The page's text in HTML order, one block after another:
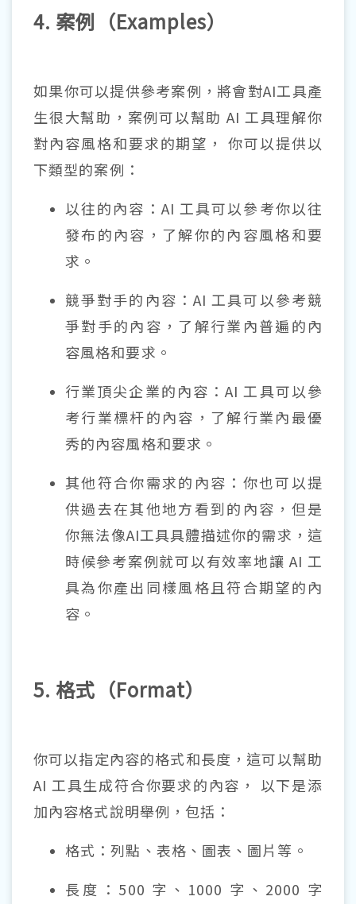
4. 案例（Examples）
如果你可以提供參考案例，將會對AI工具產
生很大幫助，案例可以幫助 AI 工具理解你
對內容風格和要求的期望， 你可以提供以
下類型的案例：
以往的內容：AI 工具可以參考你以往
發布的內容，了解你的內容風格和要
求。
競爭對手的內容：AI 工具可以參考競
爭對手的內容，了解行業內普遍的內
容風格和要求。
行業頂尖企業的內容：AI 工具可以參
考行業標杆的內容，了解行業內最優
秀的內容風格和要求。
其他符合你需求的內容：你也可以提
供過去在其他地方看到的內容，但是
你無法像AI工具具體描述你的需求，這
時候參考案例就可以有效率地讓 AI 工
具為你產出同樣風格且符合期望的內
容。
5. 格式（Format）
你可以指定內容的格式和長度，這可以幫助
AI 工具生成符合你要求的內容， 以下是添
加內容格式說明舉例，包括：
格式：列點、表格、圖表、圖片等。
長度：500 字、1000 字、2000 字